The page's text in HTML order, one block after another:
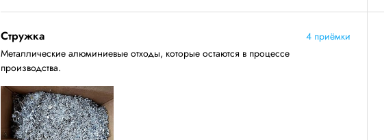
Стружка
4 приёмки
Металлические алюминиевые отходы, которые остаются в процессе
производства.